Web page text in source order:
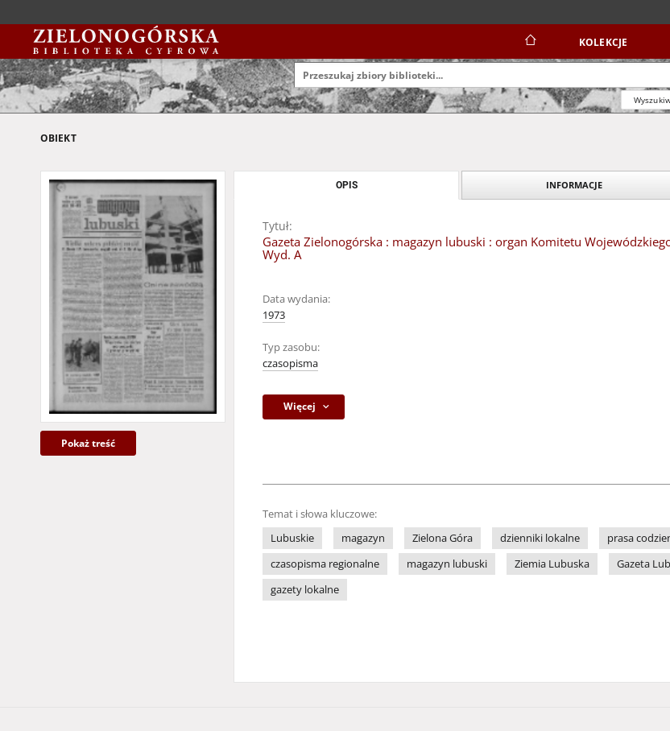
KOLEKCJE
OBIEKT
Pokaż treść
OPIS INFORMACJE
Tytuł:
Gazeta Zielonogórska : magazyn lubuski : organ Komitetu
Wyd. A
Data wydania:
1973
Typ zasobu:
czasopisma
Więcej
Temat i słowa kluczowe:
Lubuskie
magazyn Zielona Góra dzienniki lokalne prasa
czasopisma regionalne
magazyn lubuski Ziemia Lubuska Gazeta
gazety lokalne